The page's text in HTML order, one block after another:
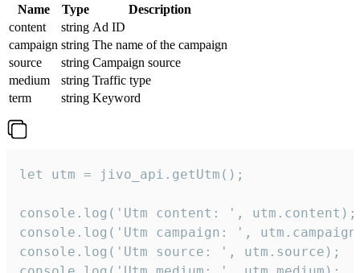
Name Type
Description
content
string Ad ID
campaign string The name of the campaign
source
string Campaign source
medium
string Traffic type
term
string Keyword
let utm = jivo_api.getUtm();
console.log('Utm content: ', utm.content);
console.log('Utm campaign: ',
console.log('Utm source: ', utm.source);